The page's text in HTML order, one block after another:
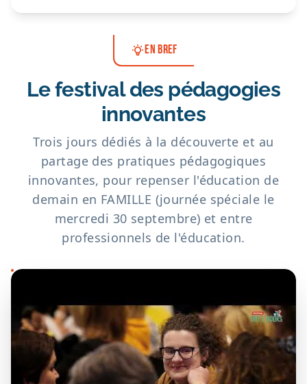
EN BREF
Le festival des pédagogies
innovantes
Trois jours dédiés à la découverte et au
partage des pratiques pédagogiques
innovantes, pour repenser l'éducation de
demain en FAMILLE (journée spéciale le
mercredi 30 septembre) et entre
professionnels de l'éducation.